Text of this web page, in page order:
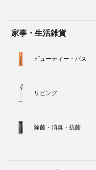
家事・生活雑貨
ビューティー・バス
リビング
除菌・消臭・抗菌